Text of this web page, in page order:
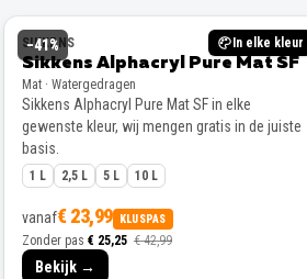
−41% In elke kleur
SIKKENS
Sikkens Alphacryl Pure Mat SF
Mat · Watergedragen
Sikkens Alphacryl Pure Mat SF in elke
gewenste kleur, wij mengen gratis in de juiste
basis.
1 L 2,5 L 5 L 10 L
vanaf€ 23,99 KLUSPAS
Zonder pas € 25,25 € 42,99
Bekijk →